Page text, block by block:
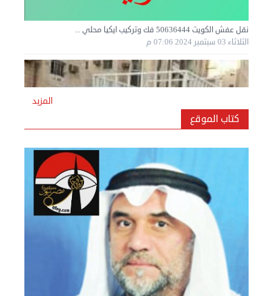
نقل عفش المنطقه العاشره 50636444 فك وتركيب ...
المزيد
كتاب الموقع